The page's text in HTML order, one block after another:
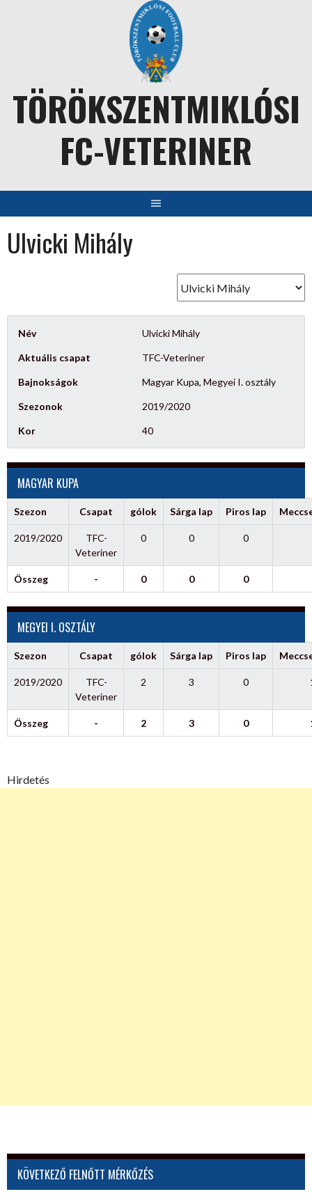
TÖRÖKSZENTMIKLÓSI
FC-VETERINER
Ulvicki Mihály
Név Ulvicki Mihály
Aktuális csapat TFC-Veteriner
Bajnokságok Magyar Kupa, Megyei I. osztály
Szezonok 2019/2020
Kor 40
MAGYAR KUPA
Szezon Csapat gólok Sárga lap Piros lap
2019/2020
TFC-
Veteriner
0 0 0
Összeg - 0 0 0
MEGYEI I. OSZTÁLY
Szezon Csapat gólok Sárga lap Piros lap
2019/2020
TFC-
Veteriner
2 3 0
Összeg - 2 3 0
Hirdetés
KÖVETKEZŐ FELNŐTT MÉRKŐZÉS